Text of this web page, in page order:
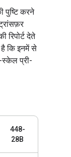
पुष्टि करने
देते
है कि इनमें से
स्केल प्री-
448-
28B